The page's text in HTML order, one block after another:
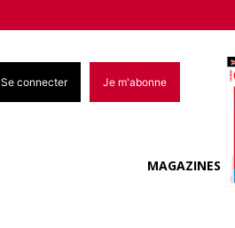
Se connecter Je m'abonne
MAGAZINES